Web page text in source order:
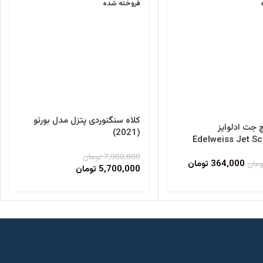
جت ادلوایز
Edelweiss Jet
364,000 تومان
فروخته شده
کلاه سنگنوردی پتزل مدل بورئو
(2021)
7,000,000تومان
5,700,000 تومان